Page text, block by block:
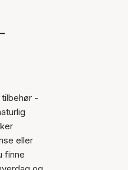
-
eller
finne